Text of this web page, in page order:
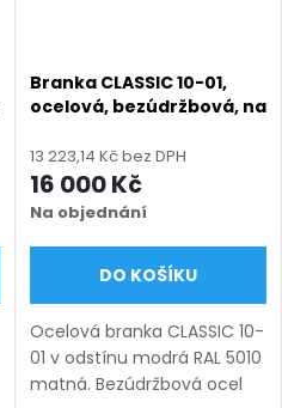
Branka CLASSIC 10-01,
ocelová, bezúdržbová, na
výška 1000–1950 mm),
modrá RAL 5010 matná
13 223,14 Kč bez DPH
16 000 Kč
Na objednání
DO KOŠÍKU
Ocelová branka CLASSIC 10-
01 v odstínu modrá RAL 5010
matná. Bezúdržbová ocel